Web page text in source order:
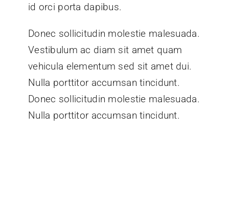
id orci porta dapibus.
Donec sollicitudin molestie malesuada.
Vestibulum ac diam sit amet quam
vehicula elementum sed sit amet dui.
Nulla porttitor accumsan tincidunt.
Donec sollicitudin molestie malesuada.
Nulla porttitor accumsan tincidunt.